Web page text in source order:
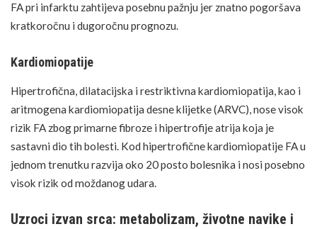
FA pri infarktu zahtijeva posebnu pažnju jer znatno pogoršava
kratkoročnu i dugoročnu prognozu.
Kardiomiopatije
Hipertrofična, dilatacijska i restriktivna kardiomiopatija, kao i
aritmogena kardiomiopatija desne klijetke (ARVC), nose visok
rizik FA zbog primarne fibroze i hipertrofije atrija koja je
sastavni dio tih bolesti. Kod hipertrofične kardiomiopatije FA u
jednom trenutku razvija oko 20 posto bolesnika i nosi posebno
visok rizik od moždanog udara.
Uzroci izvan srca: metabolizam, životne navike i